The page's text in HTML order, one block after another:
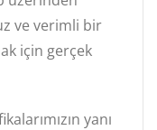
ve verimli bir
için gerçek
yanı